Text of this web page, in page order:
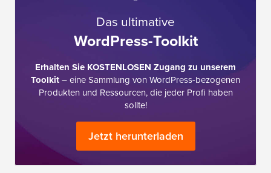
Das ultimative
WordPress-Toolkit
Erhalten Sie KOSTENLOSEN Zugang zu unserem
Toolkit– eine Sammlung von WordPress-bezogenen
Produkten und Ressourcen, die jeder Profi haben
sollte!
Jetzt herunterladen